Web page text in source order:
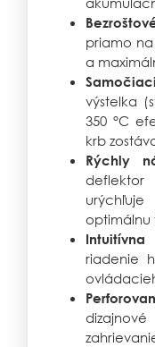
priamo
a
výstelka
350 °C
krb
Rýchly
optimálnu
riadenie